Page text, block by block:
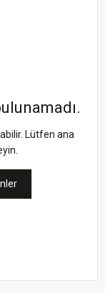
Lütfen ana